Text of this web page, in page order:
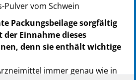
Pulver vom Schwein
Packungsbeilage sorgfältig
der Einnahme dieses
denn sie enthält wichtige
immer genau wie in